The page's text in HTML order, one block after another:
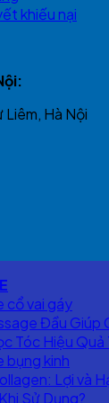
khiếu nại
Liêm, Hà Nội
cổ vai gáy
bụng kinh